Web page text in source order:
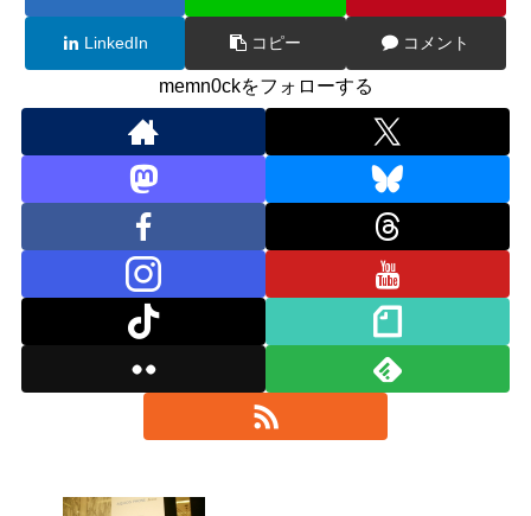
LinkedIn コピー コメント
memn0ckをフォローする